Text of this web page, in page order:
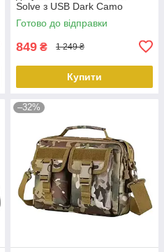
Solve з USB Dark Camo
KT6007031 peremogaua
Готово до відправки
849 ₴ 1 249 ₴
Купити
–32%